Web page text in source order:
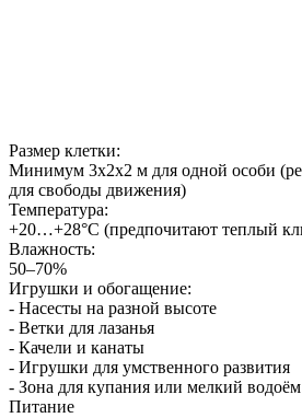
Размер клетки:
Минимум 3х2х2 м для одной особи
для свободы движения)
Температура:
+20…+28°C (предпочитают теплый
Влажность:
50–70%
Игрушки и обогащение:
- Насесты на разной высоте
- Ветки для лазанья
- Качели и канаты
- Игрушки для умственного развития
- Зона для купания или мелкий водоём
Питание